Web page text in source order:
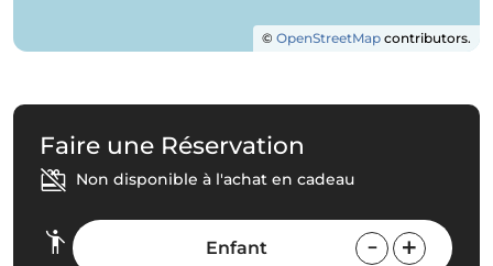
© OpenStreetMap contributors.
Faire une Réservation
Non disponible à l'achat en cadeau
Enfant